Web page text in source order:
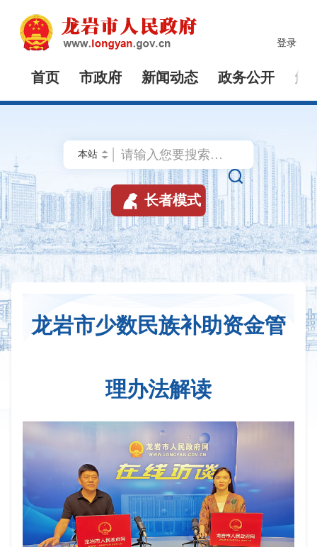
登录
首页 市政府 新闻动态 政务公开 解

 长者模式
龙岩市少数民族补助资金管
理办法解读